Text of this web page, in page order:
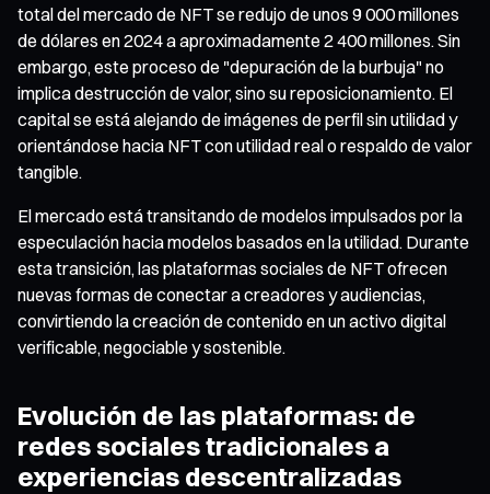
total del mercado de NFT se redujo de unos 9 000 millones
de dólares en 2024 a aproximadamente 2 400 millones. Sin
embargo, este proceso de "depuración de la burbuja" no
implica destrucción de valor, sino su reposicionamiento. El
capital se está alejando de imágenes de perfil sin utilidad y
orientándose hacia NFT con utilidad real o respaldo de valor
tangible.
El mercado está transitando de modelos impulsados por la
especulación hacia modelos basados en la utilidad. Durante
esta transición, las plataformas sociales de NFT ofrecen
nuevas formas de conectar a creadores y audiencias,
convirtiendo la creación de contenido en un activo digital
verificable, negociable y sostenible.
Evolución de las plataformas: de
redes sociales tradicionales a
experiencias descentralizadas